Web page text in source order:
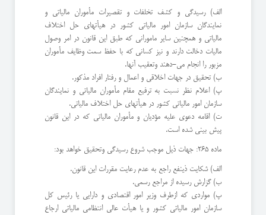
الف) رسیدگی و کشف تخلفات و تقصیرات مأموران مالیاتی و
نمایندگان سازمان امور مالیاتی کشور در هیأتهای حل اختلاف
مالیاتی و همچنین سایر مامورانی که طبق این قانون در امر وصول
مالیات دخالت دارند و نیز کسانی که با حفظ سمت وظایف مأموران
مزبور را انجام می-دهند وتعقیب آنها.
ب) تحقیق در جهات اخلاقی و اعمال و رفتار افراد مذکور.
پ) اعلام نظر نسبت به ترفیع مقام مأموران مالیاتی و نمایندگان
سازمان امور مالیاتی کشور در هیأتهای حل اختلاف مالیاتی.
ت) اقامه دعوی علیه مؤدیان و مأموران مالیاتی که در این قانون
پیش بینی شده است.
ماده 265: جهات ذیل موجب شروع رسیدگی وتحقیق خواهد بود:
الف) شکایت ذینفع راجع به عدم رعایت مقررات این قانون.
ب) گزارش رسیده از مراجع رسمی.
پ) مواردی که ازطرف وزیر امور اقتصادی و دارایی یا رئیس کل
سازمان امور مالیاتی کشور و یا هیأت عالی انتظامی مالیاتی ارجاع